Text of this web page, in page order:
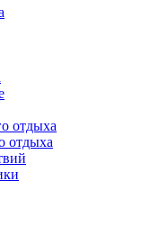
отдыха
отдыха